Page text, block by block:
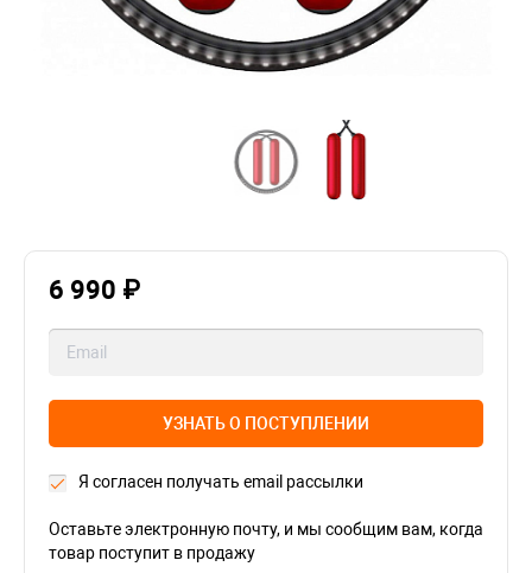
6 990 ₽
УЗНАТЬ О ПОСТУПЛЕНИИ
Я согласен получать email рассылки
Оставьте электронную почту, и мы сообщим вам, когда
товар поступит в продажу